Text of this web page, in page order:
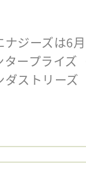
ジーズは6
ープライズ
ストリーズ